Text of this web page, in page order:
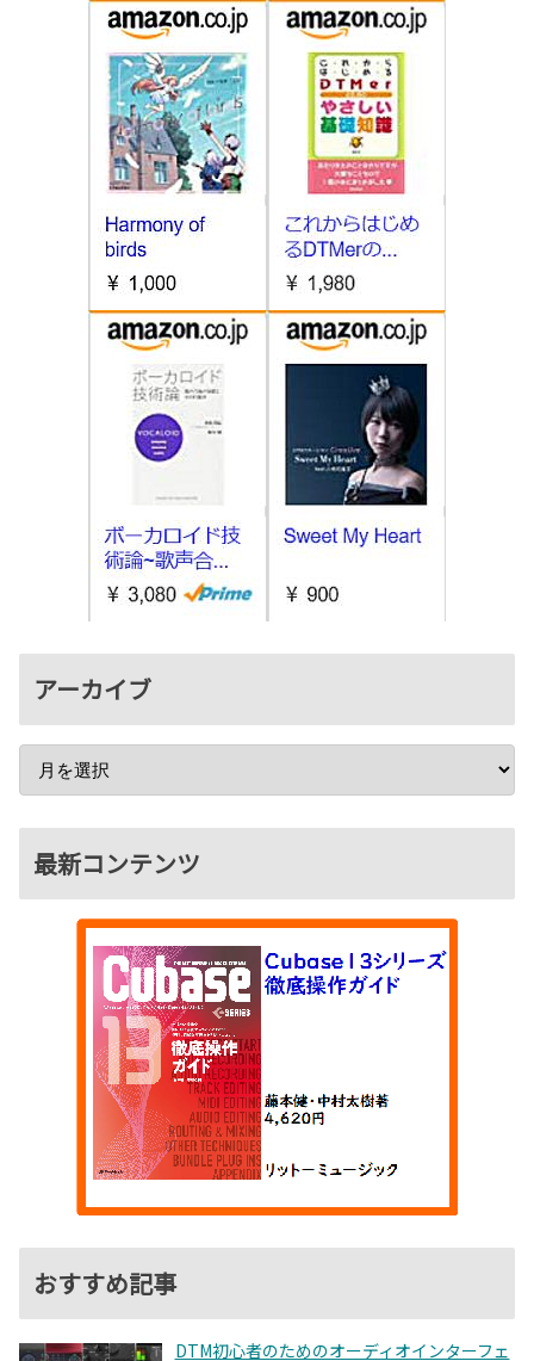
アーカイブ
最新コンテンツ
おすすめ記事
DTM初心者のためのオーディオインターフェ